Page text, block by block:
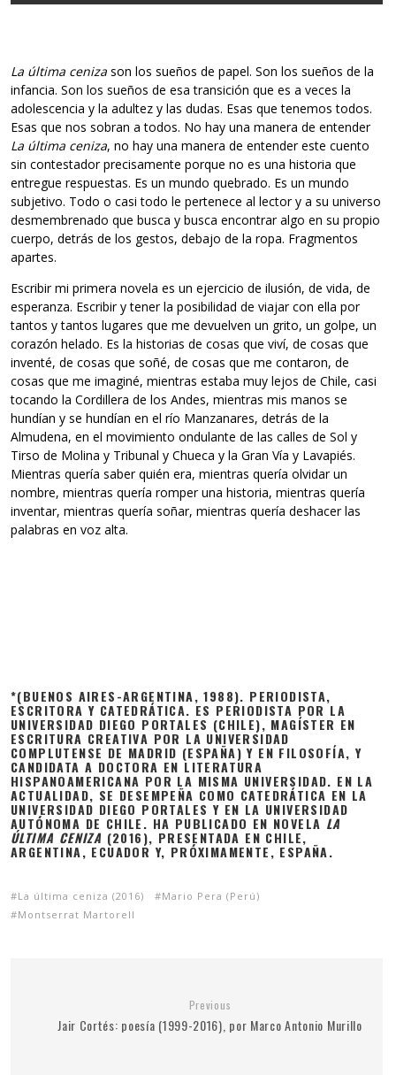
La última ceniza son los sueños de papel. Son los sueños de la
infancia. Son los sueños de esa transición que es a veces la
adolescencia y la adultez y las dudas. Esas que tenemos todos.
Esas que nos sobran a todos. No hay una manera de entender
La última ceniza, no hay una manera de entender este cuento
sin contestador precisamente porque no es una historia que
entregue respuestas. Es un mundo quebrado. Es un mundo
subjetivo. Todo o casi todo le pertenece al lector y a su universo
desmembrenado que busca y busca encontrar algo en su propio
cuerpo, detrás de los gestos, debajo de la ropa. Fragmentos
apartes.
Escribir mi primera novela es un ejercicio de ilusión, de vida, de
esperanza. Escribir y tener la posibilidad de viajar con ella por
tantos y tantos lugares que me devuelven un grito, un golpe, un
corazón helado. Es la historias de cosas que viví, de cosas que
inventé, de cosas que soñé, de cosas que me contaron, de
cosas que me imaginé, mientras estaba muy lejos de Chile, casi
tocando la Cordillera de los Andes, mientras mis manos se
hundían y se hundían en el río Manzanares, detrás de la
Almudena, en el movimiento ondulante de las calles de Sol y
Tirso de Molina y Tribunal y Chueca y la Gran Vía y Lavapiés.
Mientras quería saber quién era, mientras quería olvidar un
nombre, mientras quería romper una historia, mientras quería
inventar, mientras quería soñar, mientras quería deshacer las
palabras en voz alta.
*(BUENOS AIRES-ARGENTINA, 1988). PERIODISTA,
ESCRITORA Y CATEDRÁTICA. ES PERIODISTA POR LA
UNIVERSIDAD DIEGO PORTALES (CHILE), MAGÍSTER EN
ESCRITURA CREATIVA POR LA UNIVERSIDAD
COMPLUTENSE DE MADRID (ESPAÑA) Y EN FILOSOFÍA, Y
CANDIDATA A DOCTORA EN LITERATURA
HISPANOAMERICANA POR LA MISMA UNIVERSIDAD. EN LA
ACTUALIDAD, SE DESEMPEÑA COMO CATEDRÁTICA EN LA
UNIVERSIDAD DIEGO PORTALES Y EN LA UNIVERSIDAD
AUTÓNOMA DE CHILE. HA PUBLICADO EN NOVELA LA
ÚLTIMA CENIZA (2016), PRESENTADA EN CHILE,
ARGENTINA, ECUADOR Y, PRÓXIMAMENTE, ESPAÑA.
La última ceniza (2016)
Mario Pera (Perú)
Montserrat Martorell
Previous
Jair Cortés: poesía (1999-2016), por Marco Antonio Murillo